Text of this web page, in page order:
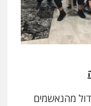
מהנאשמים